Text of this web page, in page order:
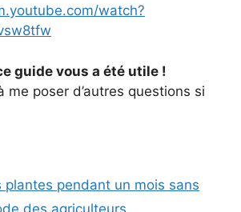
watch?
guide vous a été utile !
me poser d’autres questions si
plantes pendant un mois sans
des agriculteurs